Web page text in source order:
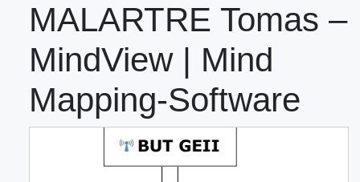
MALARTRE Tomas –
MindView | Mind
Mapping-Software